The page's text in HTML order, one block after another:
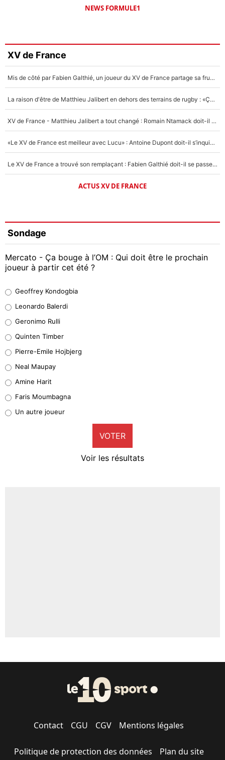
NEWS FORMULE1
XV de France
Mis de côté par Fabien Galthié, un joueur du XV de France partage sa frustration : «ils ne me l’ont pas dit tout de suite»
La raison d'être de Matthieu Jalibert en dehors des terrains de rugby : «Ça m'atteint autant que si tu touches à un membre de ma famille»
XV de France - Matthieu Jalibert a tout changé : Romain Ntamack doit-il s’inquiéter pour sa place à un an de la Coupe du monde ?
«Le XV de France est meilleur avec Lucu» : Antoine Dupont doit-il s’inquiéter pour sa place ?
Le XV de France a trouvé son remplaçant : Fabien Galthié doit-il se passer d'Antoine Dupont ?
ACTUS XV DE FRANCE
Sondage
Mercato - Ça bouge à l’OM : Qui doit être le prochain
joueur à partir cet été ?
38%
32%
5%
1%
9%
Geoffrey Kondogbia
Leonardo Balerdi
Geronimo Rulli
Quinten Timber
Pierre-Emile Hojbjerg
Neal Maupay
Amine Harit
Faris Moumbagna
Un autre joueur
VOTER
Voir les résultats
Contact CGU CGV Mentions légales
Politique de protection des données Plan du site